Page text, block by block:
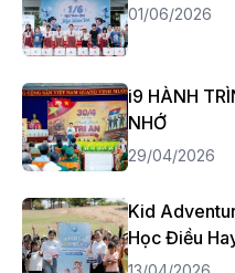
01/06/2026
i9 HÀNH
NHỚ
29/04/2026
Kid
Học Điều